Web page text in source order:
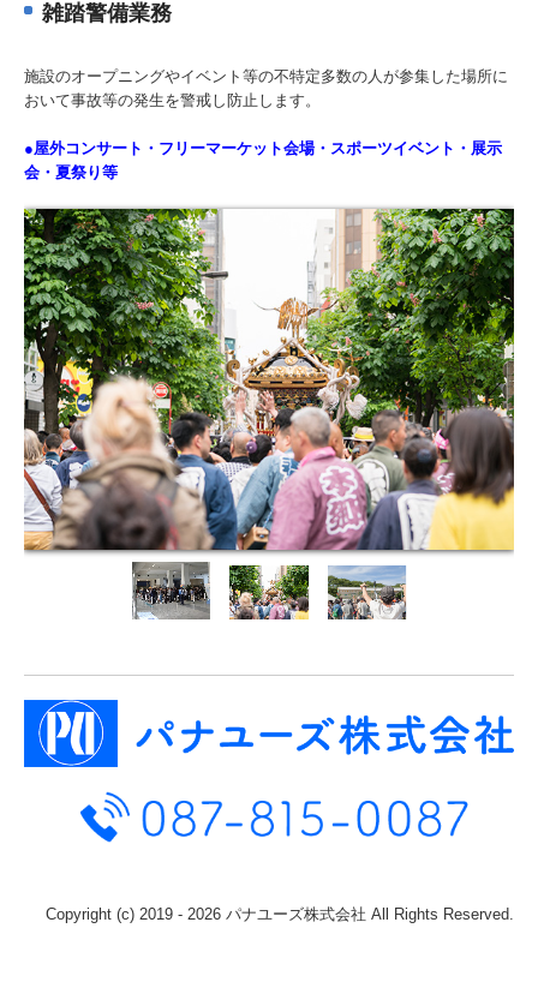
雑踏警備業務
施設のオープニングやイベント等の不特定多数の人が参集した場所に
おいて事故等の発生を警戒し防止します。
●屋外コンサート・フリーマーケット会場・スポーツイベント・展示
会・夏祭り等
Copyright (c) 2019 - 2026 パナユーズ株式会社 All Rights Reserved.